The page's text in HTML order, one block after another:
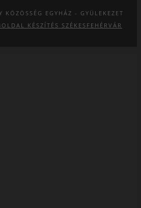
KÖZÖSSÉG EGYHÁZ - GYÜLEKEZET
KÉSZÍTÉS SZÉKESFEHÉRVÁR